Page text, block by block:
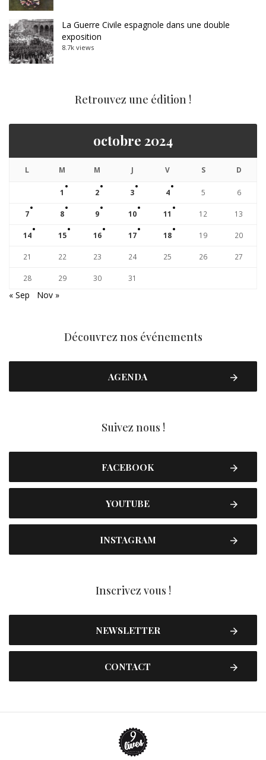
La Guerre Civile espagnole dans une double
exposition
8.7k views
Retrouvez une édition !
octobre 2024
L M M J V S D
1 2 3 4 5 6
7 8 9 10 11 12 13
14 15 16 17 18 19 20
21 22 23 24 25 26 27
28 29 30 31
« Sep Nov »
Découvrez nos événements
AGENDA
Suivez nous !
FACEBOOK
YOUTUBE
INSTAGRAM
Inscrivez vous !
NEWSLETTER
CONTACT